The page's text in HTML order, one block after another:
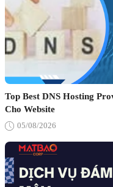
Top Best DNS Hosting
Cho Website
05/08/2026